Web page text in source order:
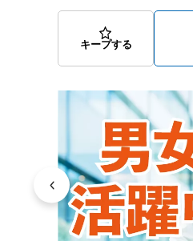
キープする